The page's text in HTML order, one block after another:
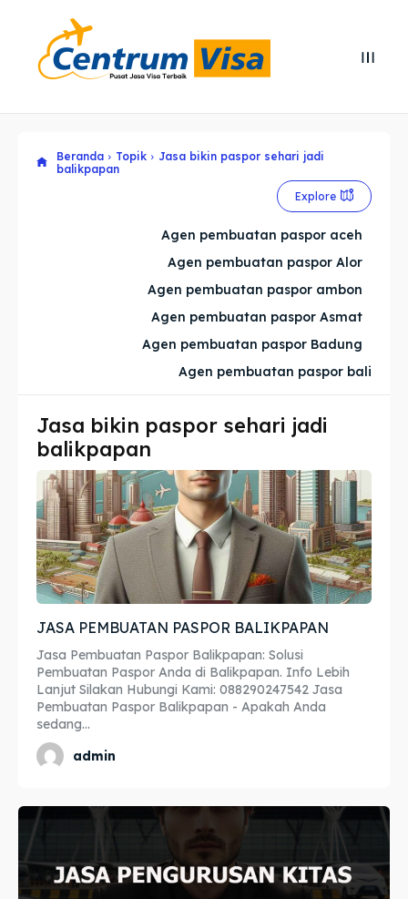
Explore our destinations
Imta
Legalisir
Apostille
Penerjemah
Asuransi
Explore our destinations
Imta
Legalisir
Apostille
Penerjemah
Asuransi
Beranda Topik
Jasa bikin paspor sehari jadi
balikpapan
Explore
Agen pembuatan paspor aceh
Agen pembuatan paspor Alor
Agen pembuatan paspor ambon
Agen pembuatan paspor Asmat
Agen pembuatan paspor Badung
Agen pembuatan paspor bali
Jasa bikin paspor sehari jadi
balikpapan
JASA PEMBUATAN PASPOR BALIKPAPAN
Jasa Pembuatan Paspor Balikpapan: Solusi
Pembuatan Paspor Anda di Balikpapan. Info Lebih
Lanjut Silakan Hubungi Kami: 088290247542 Jasa
Pembuatan Paspor Balikpapan - Apakah Anda
sedang...
admin